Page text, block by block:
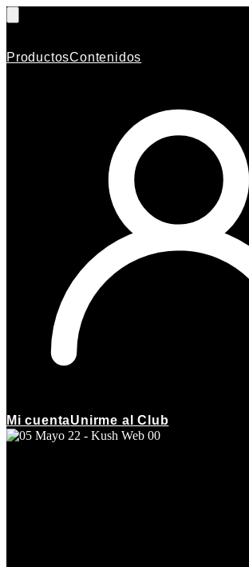
ProductosContenidos
Mi cuentaUnirme al Club